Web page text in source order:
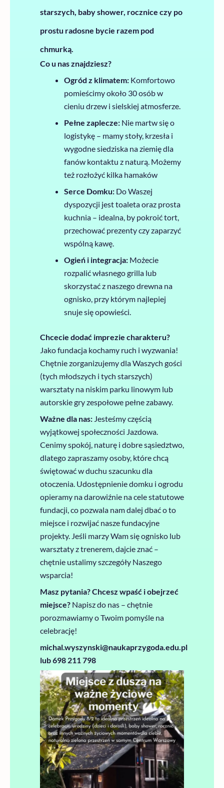
starszych, baby shower, rocznice czy po
prostu radosne bycie razem pod
chmurką.
Co u nas znajdziesz?
Ogród z klimatem: Komfortowo
pomieścimy około 30 osób w
cieniu drzew i sielskiej atmosferze.
Pełne zaplecze: Nie martw się o
logistykę – mamy stoły, krzesła i
wygodne siedziska na ziemię dla
fanów kontaktu z naturą. Możemy
też rozłożyć kilka hamaków
Serce Domku: Do Waszej
dyspozycji jest toaleta oraz prosta
kuchnia – idealna, by pokroić tort,
przechować prezenty czy zaparzyć
wspólną kawę.
Ogień i integracja: Możecie
rozpalić własnego grilla lub
skorzystać z naszego drewna na
ognisko, przy którym najlepiej
snuje się opowieści.
Chcecie dodać imprezie charakteru?
Jako fundacja kochamy ruch i wyzwania!
Chętnie zorganizujemy dla Waszych gości
(tych młodszych i tych starszych)
warsztaty na niskim parku linowym lub
autorskie gry zespołowe pełne zabawy.
Ważne dla nas: Jesteśmy częścią
wyjątkowej społeczności Jazdowa.
Cenimy spokój, naturę i dobre sąsiedztwo,
dlatego zapraszamy osoby, które chcą
świętować w duchu szacunku dla
otoczenia. Udostępnienie domku i ogrodu
opieramy na darowiźnie na cele statutowe
fundacji, co pozwala nam dalej dbać o to
miejsce i rozwijać nasze fundacyjne
projekty. Jeśli marzy Wam się ognisko lub
warsztaty z trenerem, dajcie znać –
chętnie ustalimy szczegóły Naszego
wsparcia!
Masz pytania? Chcesz wpaść i obejrzeć
miejsce? Napisz do nas – chętnie
porozmawiamy o Twoim pomyśle na
celebrację!
michal.wyszynski@naukaprzygoda.edu.pl
lub 698 211 798